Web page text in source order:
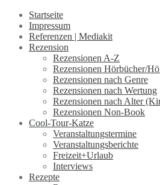
Startseite
Impressum
Referenzen | Mediakit
Rezension
Rezensionen A-Z
Rezensionen Hörbücher/
Rezensionen nach Genre
Rezensionen nach Wertung
Rezensionen nach Alter
Rezensionen Non-Book
Cool-Tour-Katze
Veranstaltungstermine
Veranstaltungsberichte
Freizeit+Urlaub
Interviews
Rezepte